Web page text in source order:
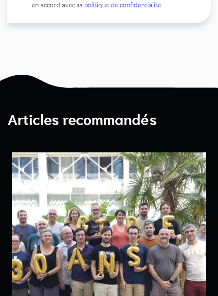
en accord avec sa politique de confidentialité
Articles recommandés